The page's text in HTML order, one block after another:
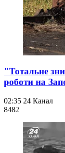
"Тотальне
роботи на
02:35 24 Канал
8482